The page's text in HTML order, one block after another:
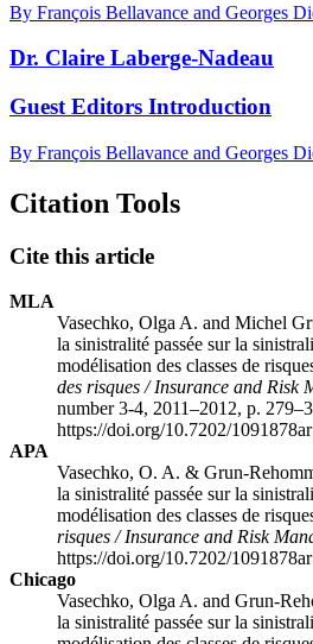
By François Bellavance and Georges
Dr. Claire Laberge-Nadeau
Guest Editors Introduction
By François Bellavance and Georges
Citation Tools
Cite this article
MLA
Vasechko, Olga A. and Michel
la sinistralité passée sur la
modélisation des classes de
des risques / Insurance and Risk
number 3-4, 2011–2012, p.
https://doi.org/10.7202/1091878ar
APA
Vasechko, O. A. & Grun-
la sinistralité passée sur la
modélisation des classes de
risques / Insurance and Risk
https://doi.org/10.7202/1091878ar
Chicago
Vasechko, Olga A. and Grun-
la sinistralité passée sur la